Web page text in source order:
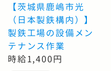
【茨城県鹿嶋市光
（日本製鉄構内）】
製鉄工場の設備メン
テナンス作業
時給1,400円